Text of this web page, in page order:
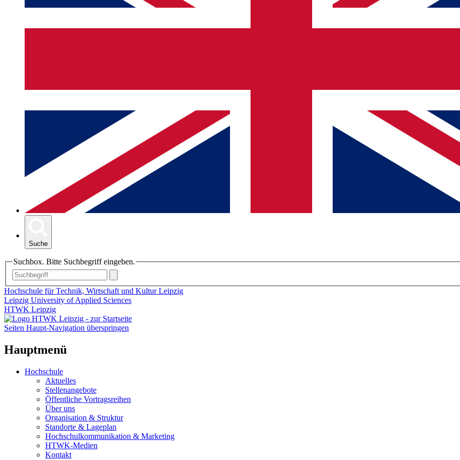
Suche
Suchbox. Bitte Suchbegriff eingeben.
Hochschule für Technik, Wirtschaft und Kultur Leipzig
Leipzig University of Applied Sciences
HTWK Leipzig
Seiten Haupt-Navigation überspringen
Hauptmenü
Hochschule
Aktuelles
Stellenangebote
Öffentliche Vortragsreihen
Über uns
Organisation & Struktur
Standorte & Lageplan
Hochschulkommunikation & Marketing
HTWK-Medien
Kontakt